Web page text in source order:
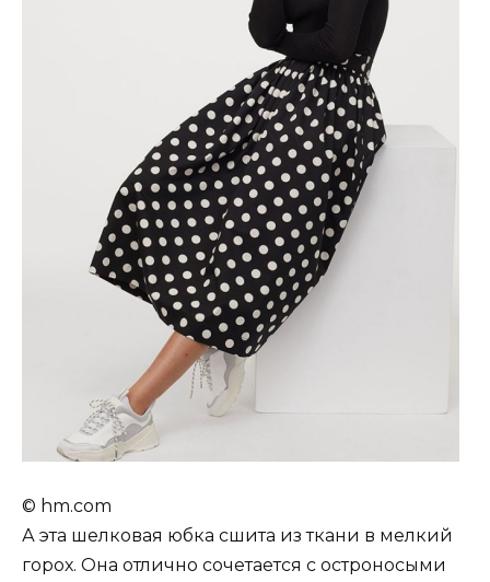
© hm.com
А эта шелковая юбка сшита из ткани в мелкий
горох. Она отлично сочетается с остроносыми